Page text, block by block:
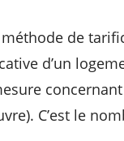
méthode de
d’un
C’est le